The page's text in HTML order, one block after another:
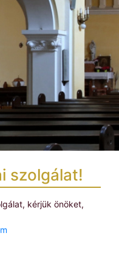
szolgálat!
kérjük önöket,